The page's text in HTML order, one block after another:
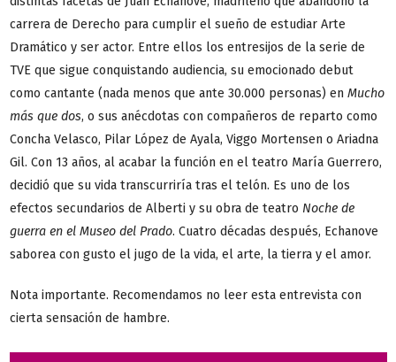
carrera de Derecho para cumplir el sueño de estudiar Arte
Dramático y ser actor. Entre ellos los entresijos de la serie de
TVE que sigue conquistando audiencia, su emocionado debut
como cantante (nada menos que ante 30.000 personas) en Mucho
más que dos, o sus anécdotas con compañeros de reparto como
Concha Velasco, Pilar López de Ayala, Viggo Mortensen o Ariadna
Gil. Con 13 años, al acabar la función en el teatro María Guerrero,
decidió que su vida transcurriría tras el telón. Es uno de los
efectos secundarios de Alberti y su obra de teatro Noche de
guerra en el Museo del Prado. Cuatro décadas después, Echanove
saborea con gusto el jugo de la vida, el arte, la tierra y el amor.
Nota importante. Recomendamos no leer esta entrevista con
cierta sensación de hambre.